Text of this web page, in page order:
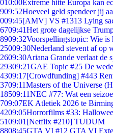
010:00Extreme hitte Europa kan
909:52Hoeveel geld spendeer jij
009:45[AMV] VS #1313 Lying
6709:41Het grote dagelijkse
8909:32Voorspellingstopic: Wie is
25009:30Nederland stevent af op
2609:30Ariana Grande verlaat de
29309:21GAE Topic #25 De
4309:17[Crowdfunding] #443
3709:11Masters of the Universe
18509:11NEC #77: Wat een
709:07EK Atletiek 2026 te
4209:05Horrorfilms #33:
5109:01 [Netflix #210] TUDUM
8808:45GTA VI #12 GTA VI